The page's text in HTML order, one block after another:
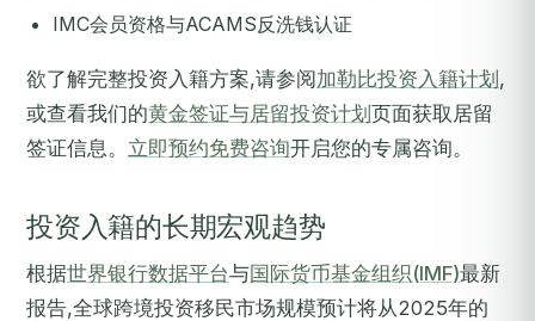
IMC会员资格与ACAMS反洗钱认证
欲了解完整投资入籍方案,请参阅加勒比投资入籍计划 ,
或查看我们的黄金签证与居留投资计划 页面获取居留
签证信息。 立即预约免费咨询开启您的专属咨询。
投资入籍的长期宏观趋势
根据世界银行数据平台与国际货币基金组织(IMF)最新
报告,全球跨境投资移民市场规模预计将从2025年的